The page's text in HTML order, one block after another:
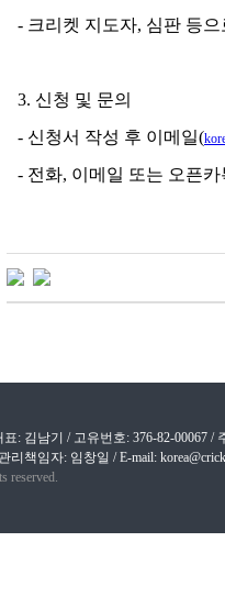
- 크리켓 지도자, 심판 등
3. 신청 및 문의
- 신청서 작성 후 이메일(
- 전화, 이메일 또는 오픈카
표: 김남기 / 고유번호: 376-82-00067
리책임자: 임창일 / E-mail:
reserved.